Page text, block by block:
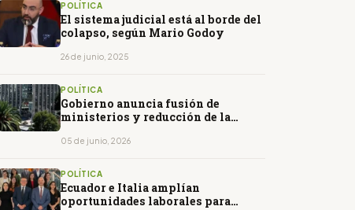
POLÍTICA
El sistema judicial está al borde del
colapso, según Mario Godoy
26 de junio, 2025
POLÍTICA
Gobierno anuncia fusión de
ministerios y reducción de la
05 de junio, 2026
POLÍTICA
Ecuador e Italia amplían
oportunidades laborales para